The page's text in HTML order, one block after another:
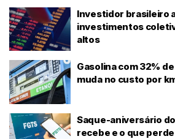
Investidor brasileiro
investimentos
altos
Gasolina com 32%
muda no custo por
Saque-aniversário
recebe e o que